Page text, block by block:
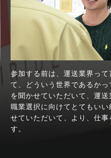
参加する前は、運送業界っ
て、どういう世界であるか
を聞かせていただいて、運
職業選択に向けてとてもい
せていただいて、より、仕
す。